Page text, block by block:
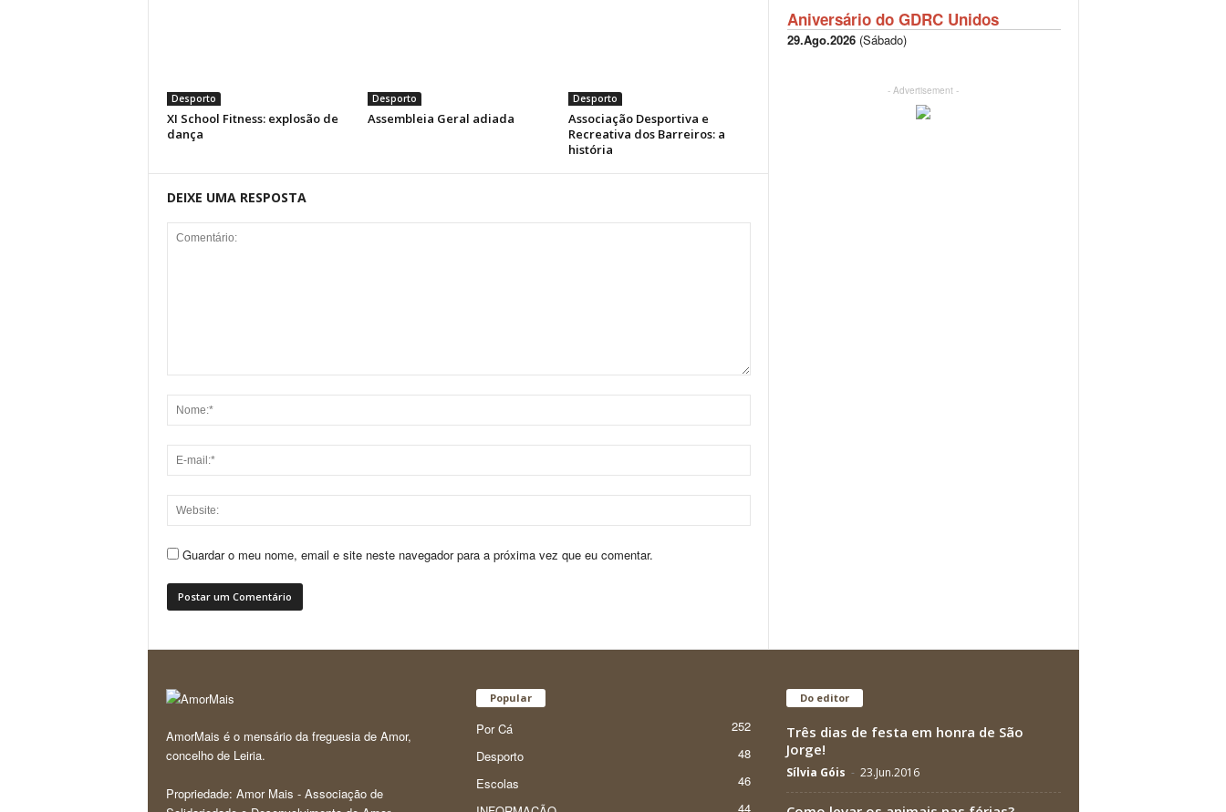
Desporto
XI School Fitness: explosão de
dança
Desporto
Assembleia Geral adiada
Desporto
Associação Desportiva e
Recreativa dos Barreiros: a
história
DEIXE UMA RESPOSTA
Guardar o meu nome, email e site neste navegador para a próxima vez que eu comentar.
Aniversário do GDRC Unidos
29.Ago.2026(Sábado)
- Advertisement -
AmorMais é o mensário da freguesia de Amor,
concelho de Leiria.
Propriedade: Amor Mais - Associação de
Popular
Por Cá
252
Desporto
48
Escolas
46
44
Do editor
Três dias de festa em honra de São
Jorge!
Sílvia Góis - 23.Jun.2016